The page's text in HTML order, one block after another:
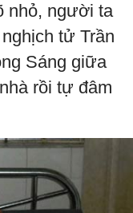
nhỏ, người ta
tử Trần
Sáng giữa
rồi tự đâm